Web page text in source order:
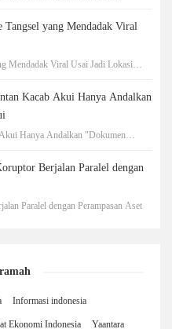
yang Mendadak Viral
Mendadak Viral Usai Jadi Lokasi
Kacab Akui Hanya Andalkan
Hanya Andalkan "Dokumen
Berjalan Paralel dengan
Paralel dengan Perampasan Aset
Informasi indonesia
Ekonomi Indonesia Yaantara